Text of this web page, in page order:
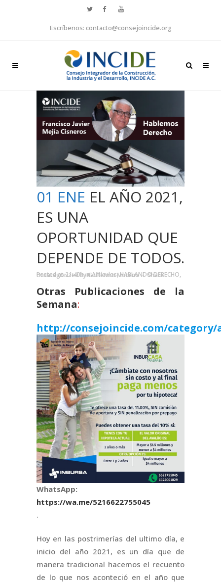
Escríbenos: contacto@consejoincide.org
01 ENE EL AÑO 2021,
ES UNA
OPORTUNIDAD QUE
DEPENDE DE TODOS.
Posted at 21:40hinArtículos,HABLANDO DERECHO,
Uncategorized byGuillermo Moreno Share
Otras Publicaciones de la
Semana:
http://consejoincide.com/
WhatsApp:
https://wa.me/5216622755045
.
Hoy en las postrimerías del ultimo día, e
inicio del año 2021, es un día que de
manera tradicional hacemos el recuento
de lo que nos aconteció en el año que